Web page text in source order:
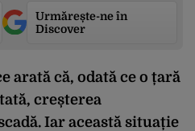
Urmărește-ne în
Discover
arată că, odată ce o țară
creșterea
Iar această situație